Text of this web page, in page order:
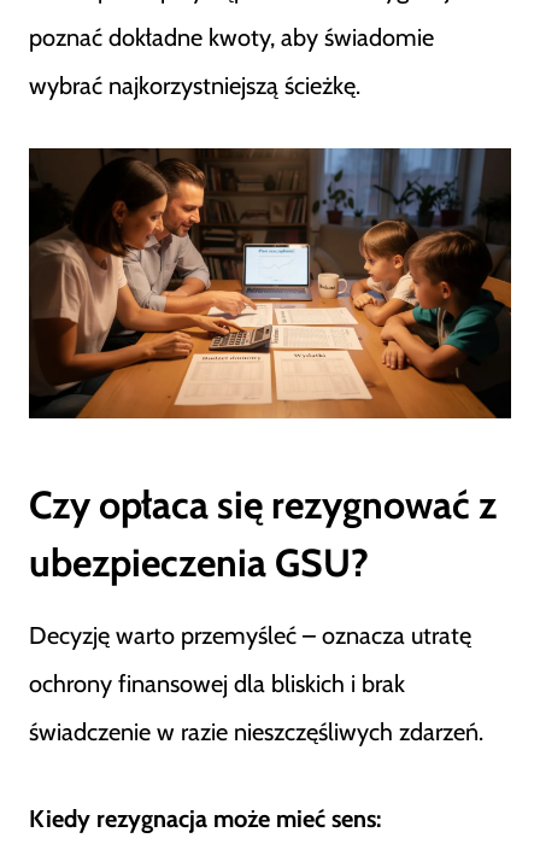
poznać dokładne kwoty, aby świadomie
wybrać najkorzystniejszą ścieżkę.
Czy opłaca się rezygnować z
ubezpieczenia GSU?
Decyzję warto przemyśleć – oznacza utratę
ochrony finansowej dla bliskich i brak
świadczenie w razie nieszczęśliwych zdarzeń.
Kiedy rezygnacja może mieć sens: